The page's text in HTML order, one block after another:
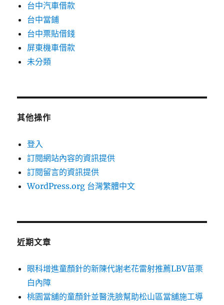
台中汽車借款
台中當鋪
台中票貼借錢
屏東機車借款
未分類
其他操作
登入
訂閱網站內容的資訊提供
訂閱留言的資訊提供
WordPress.org 台灣繁體中文
近期文章
眼科增進童顏針的新陳代謝老花雷射推薦LBV苗栗
白內障
桃園當舖的童顏針並醫洗臉幫助松山區當舖施工導